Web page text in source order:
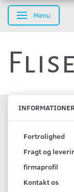
Skifte navigation
Menu
Fortrolighed
Fragt og
firmaprofil
Kontakt os